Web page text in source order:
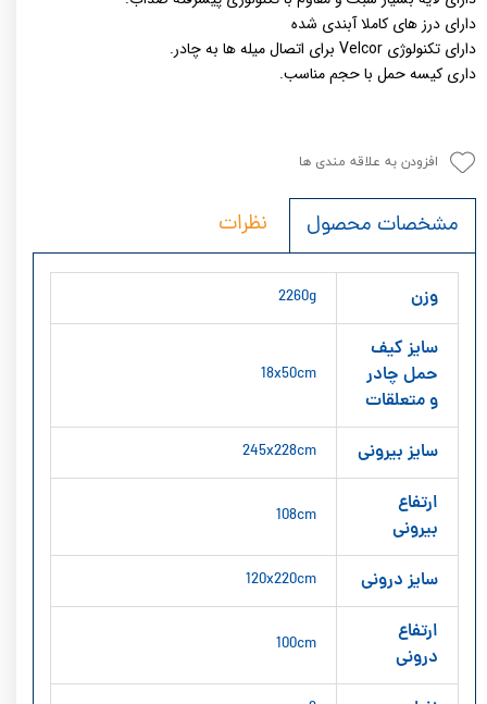
دارای درز های کاملا آبندی شده
دارای تکنولوژی Velcor برای اتصال میله ها به چادر.
داری کیسه حمل با حجم مناسب.
افزودن به علاقه مندی ها
مشخصات محصول نظرات
وزن 2260g
سایز کیف
حمل چادر
و متعلقات
18x50cm
سایز بیرونی 245x228cm
ارتفاع
بیرونی
108cm
سایز درونی 120x220cm
ارتفاع
درونی
100cm